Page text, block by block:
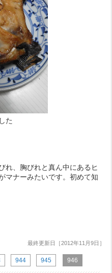
た
れ、胸びれと真ん中にあるヒ
マナーみたいです。初めて知
最終更新日［2012年11月9日］
944 945 946